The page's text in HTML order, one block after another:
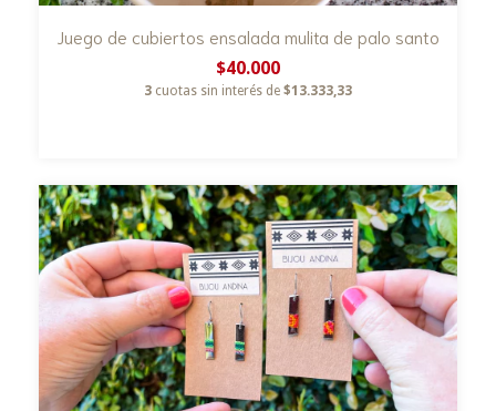
Juego de cubiertos ensalada mulita de palo santo
$40.000
3 cuotas sin interés de $13.333,33